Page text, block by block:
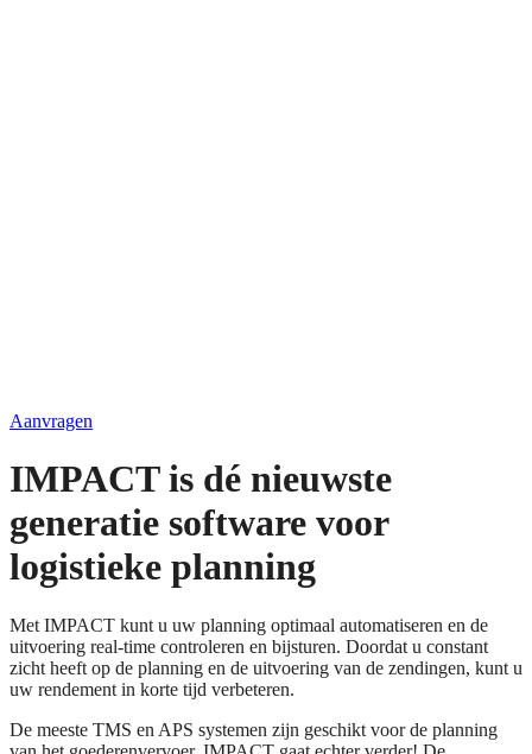
Aanvragen
IMPACT is dé nieuwste
generatie software voor
logistieke planning
Met IMPACT kunt u uw planning optimaal automatiseren en de
uitvoering real-time controleren en bijsturen. Doordat u constant
zicht heeft op de planning en de uitvoering van de zendingen, kunt u
uw rendement in korte tijd verbeteren.
De meeste TMS en APS systemen zijn geschikt voor de planning